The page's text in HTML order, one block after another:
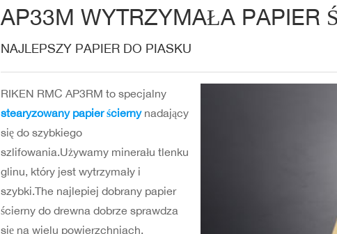
AP33M WYTRZYMAŁA PAPIER
NAJLEPSZY PAPIER DO PIASKU
RIKEN RMC AP3RM to specjalny
stearyzowany papier ścierny nadający
się do szybkiego
szlifowania.Używamy minerału tlenku
glinu, który jest wytrzymały i
szybki.The najlepiej dobrany papier
ścierny do drewna dobrze sprawdza
się na wielu powierzchniach.